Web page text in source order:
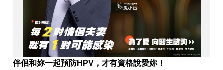
伴侶和妳一起預防HPV，才有資格說愛妳！